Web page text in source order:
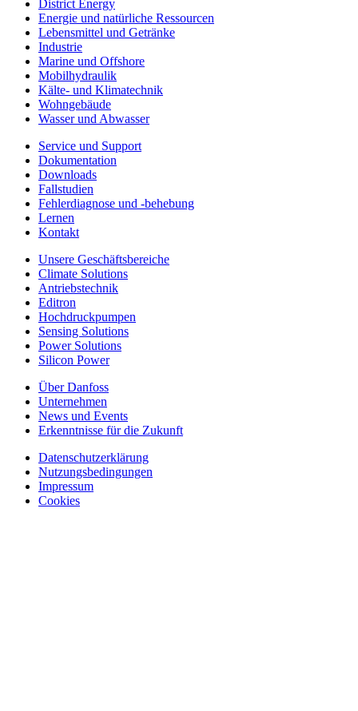
District Energy
Energie und natürliche Ressourcen
Lebensmittel und Getränke
Industrie
Marine und Offshore
Mobilhydraulik
Kälte- und Klimatechnik
Wohngebäude
Wasser und Abwasser
Service und Support
Dokumentation
Downloads
Fallstudien
Fehlerdiagnose und -behebung
Lernen
Kontakt
Unsere Geschäftsbereiche
Climate Solutions
Antriebstechnik
Editron
Hochdruckpumpen
Sensing Solutions
Power Solutions
Silicon Power
Über Danfoss
Unternehmen
News und Events
Erkenntnisse für die Zukunft
Datenschutzerklärung
Nutzungsbedingungen
Impressum
Cookies